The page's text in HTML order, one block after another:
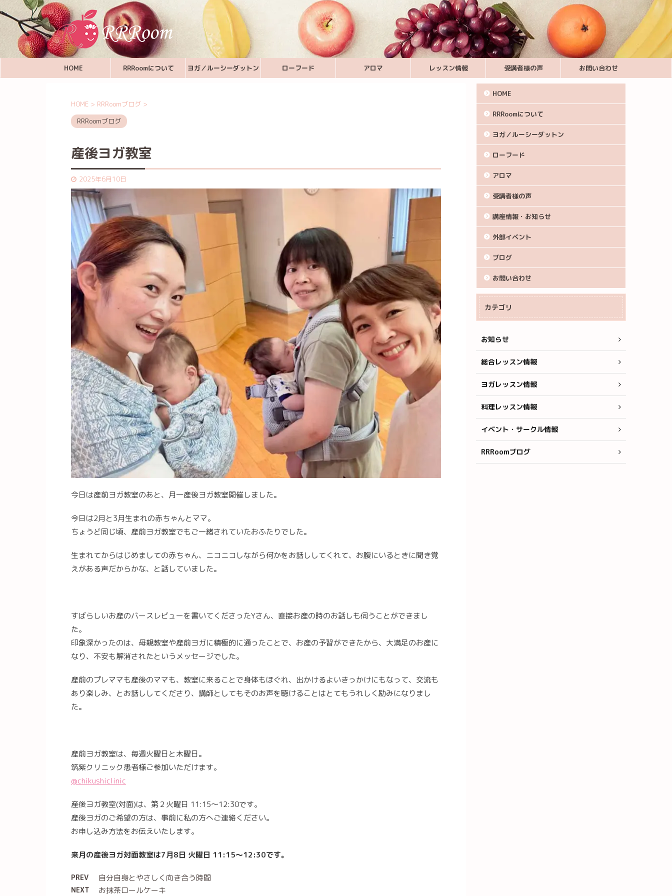
HOME RRRoomについて ヨガ／ルーシーダットン ローフード アロマ レッスン情報 受講者様の声 お問い合わせ
HOME > RRRoomブログ >
RRRoomブログ
産後ヨガ教室
2025年6月10日
今日は産前ヨガ教室のあと、月一産後ヨガ教室開催しました。
今日は2月と3月生まれの赤ちゃんとママ。
ちょうど同じ頃、産前ヨガ教室でもご一緒されていたおふたりでした。
生まれてからはじめましての赤ちゃん、ニコニコしながら何かをお話ししてくれて、お腹にいるときに聞き覚
えがある声だからかな、と話していました。
すばらしいお産のバースレビューを書いてくださったYさん、直接お産の時のお話しも伺うことができまし
た。
印象深かったのは、母親教室や産前ヨガに積極的に通ったことで、お産の予習ができたから、大満足のお産に
なり、不安も解消されたというメッセージでした。
産前のプレママも産後のママも、教室に来ることで身体もほぐれ、出かけるよいきっかけにもなって、交流も
あり楽しみ、とお話ししてくださり、講師としてもそのお声を聴けることはとてもうれしく励みになりまし
た。
産前ヨガ教室は、毎週火曜日と木曜日。
筑紫クリニック患者様ご参加いただけます。
@chikushiclinic
産後ヨガ教室(対面)は、第２火曜日 11:15〜12:30です。
産後ヨガのご希望の方は、事前に私の方へご連絡ください。
お申し込み方法をお伝えいたします。
来月の産後ヨガ対面教室は7月8日 火曜日 11:15〜12:30です。
PREV 自分自身とやさしく向き合う時間
NEXT お抹茶ロールケーキ
HOME
RRRoomについて
ヨガ／ルーシーダットン
ローフード
アロマ
受講者様の声
講座情報・お知らせ
外部イベント
ブログ
お問い合わせ
カテゴリ
お知らせ
総合レッスン情報
ヨガレッスン情報
料理レッスン情報
イベント・サークル情報
RRRoomブログ